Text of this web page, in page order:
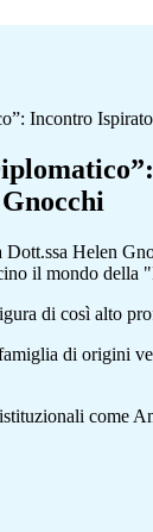
Incontro
Helen
il mondo della
di così alto
di origini
come